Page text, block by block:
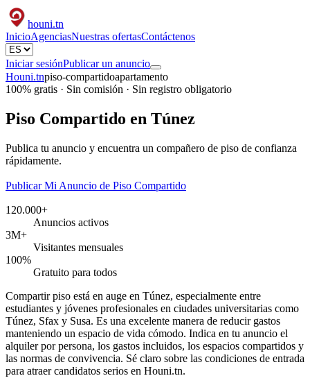
houni.tn
InicioAgenciasNuestras ofertasContáctenos
Iniciar sesiónPublicar un anuncio
Houni.tnpiso-compartidoapartamento
100% gratis · Sin comisión · Sin registro obligatorio
Piso Compartido en Túnez
Publica tu anuncio y encuentra un compañero de piso de confianza
rápidamente.
Publicar Mi Anuncio de Piso Compartido
120.000+
Anuncios activos
3M+
Visitantes mensuales
100%
Gratuito para todos
Compartir piso está en auge en Túnez, especialmente entre
estudiantes y jóvenes profesionales en ciudades universitarias como
Túnez, Sfax y Susa. Es una excelente manera de reducir gastos
manteniendo un espacio de vida cómodo. Indica en tu anuncio el
alquiler por persona, los gastos incluidos, los espacios compartidos y
las normas de convivencia. Sé claro sobre las condiciones de entrada
para atraer candidatos serios en Houni.tn.